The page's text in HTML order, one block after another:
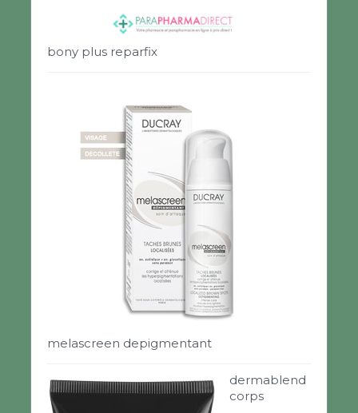
bony plus reparfix
melascreen depigmentant
dermablend
corps